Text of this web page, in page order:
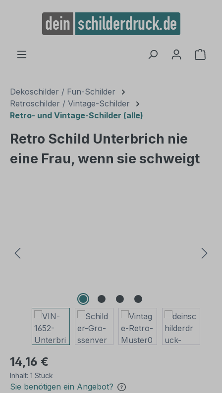
springen
Dekoschilder / Fun-Schilder
Retroschilder / Vintage-Schilder
Retro- und Vintage-Schilder (alle)
Retro Schild Unterbrich nie
eine Frau, wenn sie schweigt
14,16 €
Inhalt: 1 Stück
Sie benötigen ein Angebot?